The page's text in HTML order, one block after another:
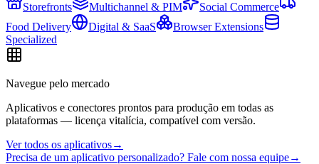
Storefronts
Multichannel & PIM
Social Commerce
Food Delivery
Digital & SaaS
Browser Extensions
Specialized
Navegue pelo mercado
Aplicativos e conectores prontos para produção em todas as
plataformas — licença vitalícia, compatível com versão.
Ver todos os aplicativos→
Precisa de um aplicativo personalizado? Fale com nossa equipe→